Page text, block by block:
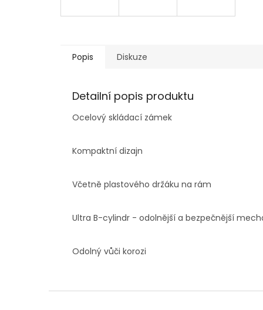
Popis Diskuze
Detailní popis produktu
Ocelový skládací zámek
Kompaktní dizajn
Včetně plastového držáku na rám
Ultra B-cylindr - odolnější a bezpečnější
Odolný vůči korozi